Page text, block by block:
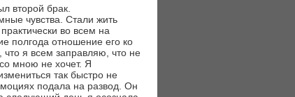
второй брак.
чувства. Стали жить
во всем на
полгода отношение его ко
я всем заправляю, что не
мною не хочет. Я
так быстро не
подала на развод. Он